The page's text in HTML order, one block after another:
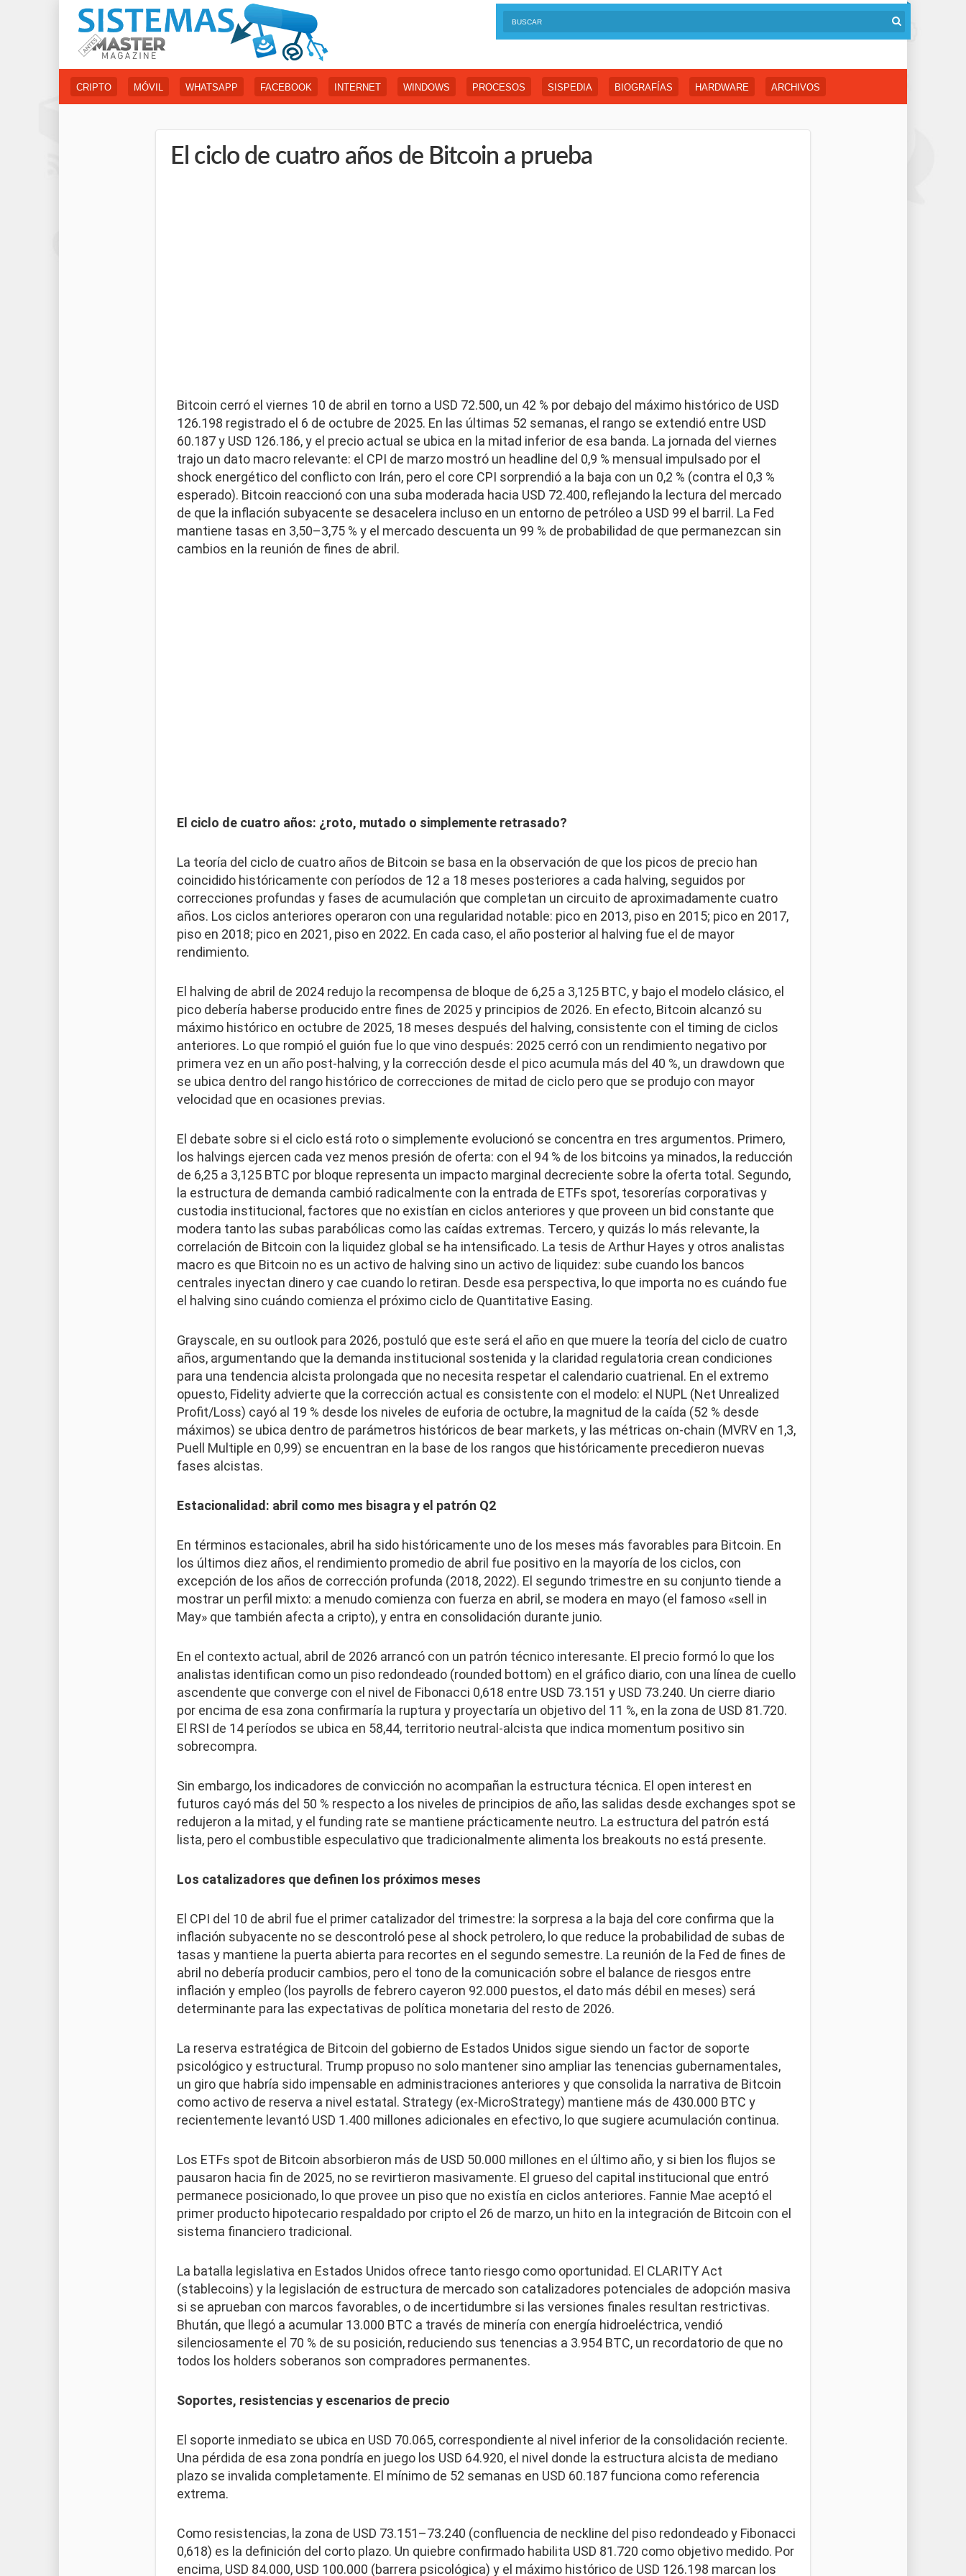
CRIPTO MÓVIL WHATSAPP FACEBOOK INTERNET WINDOWS PROCESOS SISPEDIA BIOGRAFÍAS HARDWARE ARCHIVOS
El ciclo de cuatro años de Bitcoin a prueba
Bitcoin cerró el viernes 10 de abril en torno a USD 72.500, un 42 % por debajo del máximo histórico de USD
126.198 registrado el 6 de octubre de 2025. En las últimas 52 semanas, el rango se extendió entre USD
60.187 y USD 126.186, y el precio actual se ubica en la mitad inferior de esa banda. La jornada del viernes
trajo un dato macro relevante: el CPI de marzo mostró un headline del 0,9 % mensual impulsado por el
shock energético del conflicto con Irán, pero el core CPI sorprendió a la baja con un 0,2 % (contra el 0,3 %
esperado). Bitcoin reaccionó con una suba moderada hacia USD 72.400, reflejando la lectura del mercado
de que la inflación subyacente se desacelera incluso en un entorno de petróleo a USD 99 el barril. La Fed
mantiene tasas en 3,50–3,75 % y el mercado descuenta un 99 % de probabilidad de que permanezcan sin
cambios en la reunión de fines de abril.
El ciclo de cuatro años: ¿roto, mutado o simplemente retrasado?
La teoría del ciclo de cuatro años de Bitcoin se basa en la observación de que los picos de precio han
coincidido históricamente con períodos de 12 a 18 meses posteriores a cada halving, seguidos por
correcciones profundas y fases de acumulación que completan un circuito de aproximadamente cuatro
años. Los ciclos anteriores operaron con una regularidad notable: pico en 2013, piso en 2015; pico en 2017,
piso en 2018; pico en 2021, piso en 2022. En cada caso, el año posterior al halving fue el de mayor
rendimiento.
El halving de abril de 2024 redujo la recompensa de bloque de 6,25 a 3,125 BTC, y bajo el modelo clásico, el
pico debería haberse producido entre fines de 2025 y principios de 2026. En efecto, Bitcoin alcanzó su
máximo histórico en octubre de 2025, 18 meses después del halving, consistente con el timing de ciclos
anteriores. Lo que rompió el guión fue lo que vino después: 2025 cerró con un rendimiento negativo por
primera vez en un año post-halving, y la corrección desde el pico acumula más del 40 %, un drawdown que
se ubica dentro del rango histórico de correcciones de mitad de ciclo pero que se produjo con mayor
velocidad que en ocasiones previas.
El debate sobre si el ciclo está roto o simplemente evolucionó se concentra en tres argumentos. Primero,
los halvings ejercen cada vez menos presión de oferta: con el 94 % de los bitcoins ya minados, la reducción
de 6,25 a 3,125 BTC por bloque representa un impacto marginal decreciente sobre la oferta total. Segundo,
la estructura de demanda cambió radicalmente con la entrada de ETFs spot, tesorerías corporativas y
custodia institucional, factores que no existían en ciclos anteriores y que proveen un bid constante que
modera tanto las subas parabólicas como las caídas extremas. Tercero, y quizás lo más relevante, la
correlación de Bitcoin con la liquidez global se ha intensificado. La tesis de Arthur Hayes y otros analistas
macro es que Bitcoin no es un activo de halving sino un activo de liquidez: sube cuando los bancos
centrales inyectan dinero y cae cuando lo retiran. Desde esa perspectiva, lo que importa no es cuándo fue
el halving sino cuándo comienza el próximo ciclo de Quantitative Easing.
Grayscale, en su outlook para 2026, postuló que este será el año en que muere la teoría del ciclo de cuatro
años, argumentando que la demanda institucional sostenida y la claridad regulatoria crean condiciones
para una tendencia alcista prolongada que no necesita respetar el calendario cuatrienal. En el extremo
opuesto, Fidelity advierte que la corrección actual es consistente con el modelo: el NUPL (Net Unrealized
Profit/Loss) cayó al 19 % desde los niveles de euforia de octubre, la magnitud de la caída (52 % desde
máximos) se ubica dentro de parámetros históricos de bear markets, y las métricas on-chain (MVRV en 1,3,
Puell Multiple en 0,99) se encuentran en la base de los rangos que históricamente precedieron nuevas
fases alcistas.
Estacionalidad: abril como mes bisagra y el patrón Q2
En términos estacionales, abril ha sido históricamente uno de los meses más favorables para Bitcoin. En
los últimos diez años, el rendimiento promedio de abril fue positivo en la mayoría de los ciclos, con
excepción de los años de corrección profunda (2018, 2022). El segundo trimestre en su conjunto tiende a
mostrar un perfil mixto: a menudo comienza con fuerza en abril, se modera en mayo (el famoso «sell in
May» que también afecta a cripto), y entra en consolidación durante junio.
En el contexto actual, abril de 2026 arrancó con un patrón técnico interesante. El precio formó lo que los
analistas identifican como un piso redondeado (rounded bottom) en el gráfico diario, con una línea de cuello
ascendente que converge con el nivel de Fibonacci 0,618 entre USD 73.151 y USD 73.240. Un cierre diario
por encima de esa zona confirmaría la ruptura y proyectaría un objetivo del 11 %, en la zona de USD 81.720.
El RSI de 14 períodos se ubica en 58,44, territorio neutral-alcista que indica momentum positivo sin
sobrecompra.
Sin embargo, los indicadores de convicción no acompañan la estructura técnica. El open interest en
futuros cayó más del 50 % respecto a los niveles de principios de año, las salidas desde exchanges spot se
redujeron a la mitad, y el funding rate se mantiene prácticamente neutro. La estructura del patrón está
lista, pero el combustible especulativo que tradicionalmente alimenta los breakouts no está presente.
Los catalizadores que definen los próximos meses
El CPI del 10 de abril fue el primer catalizador del trimestre: la sorpresa a la baja del core confirma que la
inflación subyacente no se descontroló pese al shock petrolero, lo que reduce la probabilidad de subas de
tasas y mantiene la puerta abierta para recortes en el segundo semestre. La reunión de la Fed de fines de
abril no debería producir cambios, pero el tono de la comunicación sobre el balance de riesgos entre
inflación y empleo (los payrolls de febrero cayeron 92.000 puestos, el dato más débil en meses) será
determinante para las expectativas de política monetaria del resto de 2026.
La reserva estratégica de Bitcoin del gobierno de Estados Unidos sigue siendo un factor de soporte
psicológico y estructural. Trump propuso no solo mantener sino ampliar las tenencias gubernamentales,
un giro que habría sido impensable en administraciones anteriores y que consolida la narrativa de Bitcoin
como activo de reserva a nivel estatal. Strategy (ex-MicroStrategy) mantiene más de 430.000 BTC y
recientemente levantó USD 1.400 millones adicionales en efectivo, lo que sugiere acumulación continua.
Los ETFs spot de Bitcoin absorbieron más de USD 50.000 millones en el último año, y si bien los flujos se
pausaron hacia fin de 2025, no se revirtieron masivamente. El grueso del capital institucional que entró
permanece posicionado, lo que provee un piso que no existía en ciclos anteriores. Fannie Mae aceptó el
primer producto hipotecario respaldado por cripto el 26 de marzo, un hito en la integración de Bitcoin con el
sistema financiero tradicional.
La batalla legislativa en Estados Unidos ofrece tanto riesgo como oportunidad. El CLARITY Act
(stablecoins) y la legislación de estructura de mercado son catalizadores potenciales de adopción masiva
si se aprueban con marcos favorables, o de incertidumbre si las versiones finales resultan restrictivas.
Bhután, que llegó a acumular 13.000 BTC a través de minería con energía hidroeléctrica, vendió
silenciosamente el 70 % de su posición, reduciendo sus tenencias a 3.954 BTC, un recordatorio de que no
todos los holders soberanos son compradores permanentes.
Soportes, resistencias y escenarios de precio
El soporte inmediato se ubica en USD 70.065, correspondiente al nivel inferior de la consolidación reciente.
Una pérdida de esa zona pondría en juego los USD 64.920, el nivel donde la estructura alcista de mediano
plazo se invalida completamente. El mínimo de 52 semanas en USD 60.187 funciona como referencia
extrema.
Como resistencias, la zona de USD 73.151–73.240 (confluencia de neckline del piso redondeado y Fibonacci
0,618) es la definición del corto plazo. Un quiebre confirmado habilita USD 81.720 como objetivo medido. Por
encima, USD 84.000, USD 100.000 (barrera psicológica) y el máximo histórico de USD 126.198 marcan los